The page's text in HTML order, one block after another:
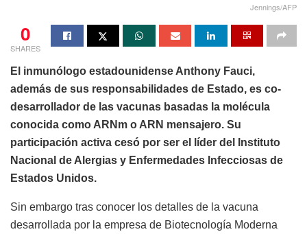
Jennings/AFP
0
SHARES
El inmunólogo estadounidense Anthony Fauci,
además de sus responsabilidades de Estado, es co-
desarrollador de las vacunas basadas la molécula
conocida como ARNm o ARN mensajero. Su
participación activa cesó por ser el líder del Instituto
Nacional de Alergias y Enfermedades Infecciosas de
Estados Unidos.
Sin embargo tras conocer los detalles de la vacuna
desarrollada por la empresa de Biotecnología Moderna